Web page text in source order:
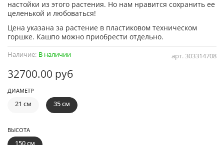
арт.303314708
Наличие: В наличии
32700.00 руб
ДИАМЕТР
21 см 35 см
ВЫСОТА
150 см
настойки из этого растения. Но нам нравится сохранить ее
целенькой и любоваться!
Цена указана за растение в пластиковом техническом
горшке. Кашпо можно приобрести отдельно.